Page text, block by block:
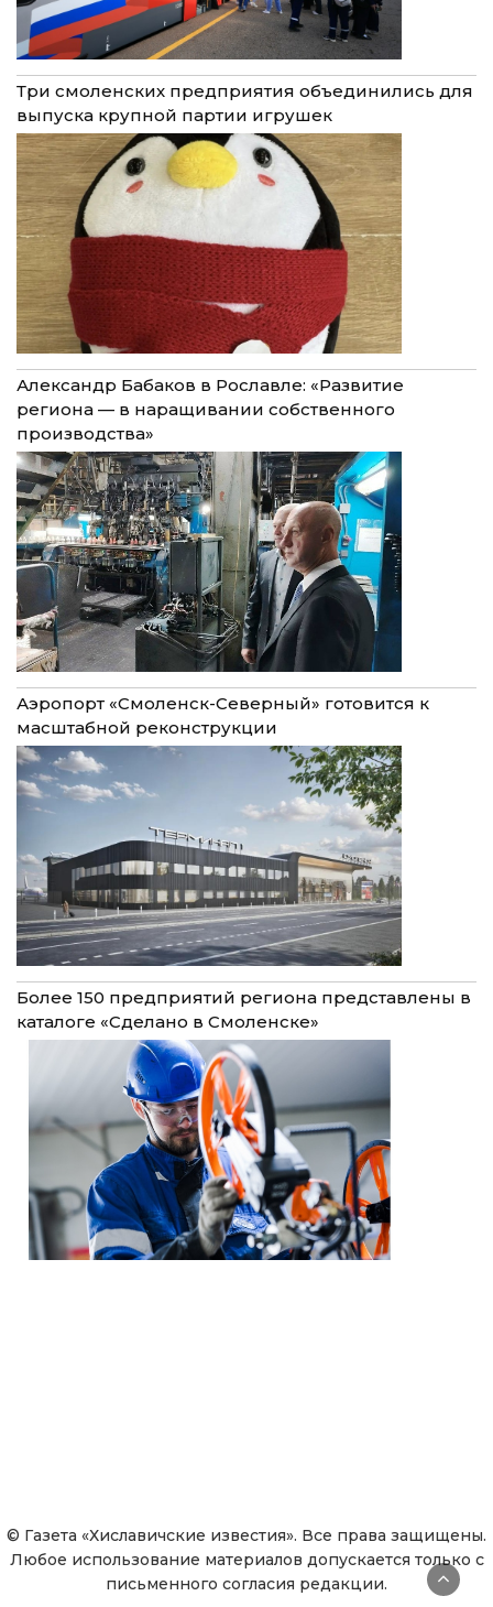
Три смоленских предприятия объединились для
выпуска крупной партии игрушек
Александр Бабаков в Рославле: «Развитие
региона — в наращивании собственного
производства»
Аэропорт «Смоленск-Северный» готовится к
масштабной реконструкции
Более 150 предприятий региона представлены в
каталоге «Сделано в Смоленске»
© Газета «Хиславичские известия». Все права защищены.
Любое использование материалов допускается только с
письменного согласия редакции.